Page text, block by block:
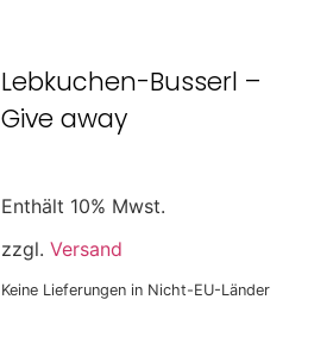
Lebkuchen-Busserl –
Give away
Enthält 10% Mwst.
zzgl. Versand
Keine Lieferungen in Nicht-EU-Länder